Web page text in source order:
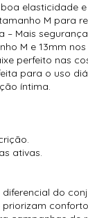
elasticidade
M para
Mais
M e 13mm
perfeito nas
para o uso
íntima.
ativas.
do